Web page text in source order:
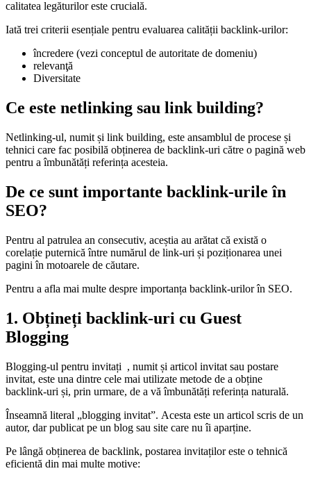
calitatea legăturilor este crucială.
Iată trei criterii esențiale pentru evaluarea calității backlink-urilor:
încredere (vezi conceptul de autoritate de domeniu)
relevanţă
Diversitate
Ce este netlinking sau link building?
Netlinking-ul, numit și link building, este ansamblul de procese și
tehnici care fac posibilă obținerea de backlink-uri către o pagină web
pentru a îmbunătăți referința acesteia.
De ce sunt importante backlink-urile în
SEO?
Pentru al patrulea an consecutiv, aceștia au arătat că există o
corelație puternică între numărul de link-uri și poziționarea unei
pagini în motoarele de căutare.
Pentru a afla mai multe despre importanța backlink-urilor în SEO.
1. Obțineți backlink-uri cu Guest
Blogging
Blogging-ul pentru invitați , numit și articol invitat sau postare
invitat, este una dintre cele mai utilizate metode de a obține
backlink-uri și, prin urmare, de a vă îmbunătăți referința naturală.
Înseamnă literal „blogging invitat”. Acesta este un articol scris de un
autor, dar publicat pe un blog sau site care nu îi aparține.
Pe lângă obținerea de backlink, postarea invitaților este o tehnică
eficientă din mai multe motive: